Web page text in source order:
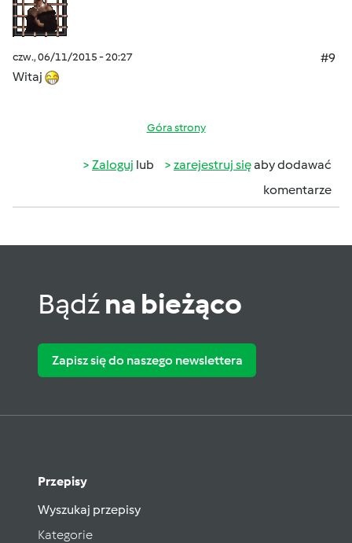
czw., 06/11/2015 - 20:27
#9
Witaj
Góra strony
Zaloguj lub zarejestruj sięaby dodawać
komentarze
Bądźna bieżąco
Zapisz się do naszego newslettera
Przepisy
Wyszukaj przepisy
Kategorie